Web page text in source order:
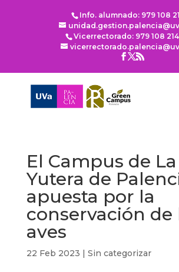
Info. alumnado: 979 108
Vicerrectorado: 979 108 214
El Campus de La
Yutera de
apuesta por la
conservación de
aves
22 Feb 2023 | Sin categorizar